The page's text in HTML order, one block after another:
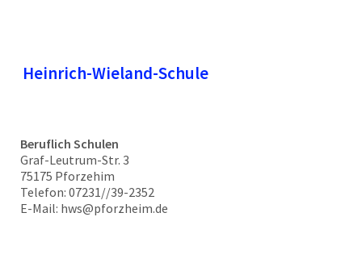
Heinrich-Wieland-Schule
Beruflich Schulen
Graf-Leutrum-Str. 3
75175 Pforzehim
Telefon: 07231//39-2352
E-Mail: hws@pforzheim.de